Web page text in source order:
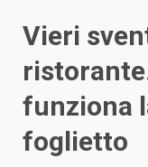
Vieri
funziona
foglietto